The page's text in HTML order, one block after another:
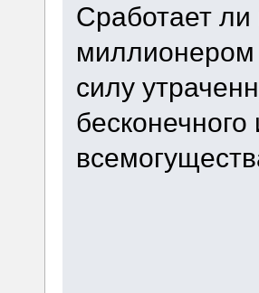
Сработает
миллионером
силу